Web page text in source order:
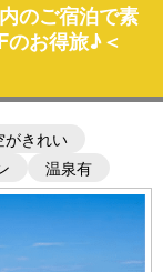
のご宿泊で素
のお得旅♪＜
がきれい
温泉有